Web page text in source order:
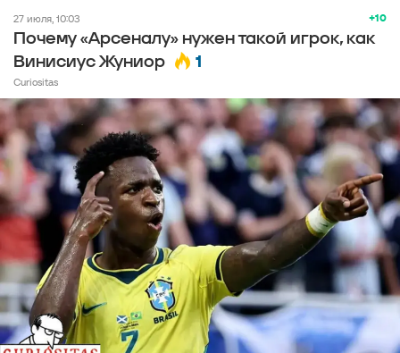
+10
27 июля, 10:03
Почему «Арсеналу» нужен такой игрок, как
Винисиус Жуниор
1
Curiositas